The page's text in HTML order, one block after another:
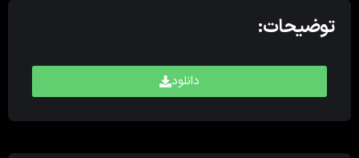
توضیحات:
دانلود